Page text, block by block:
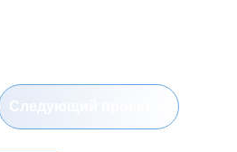
Следующий проект →